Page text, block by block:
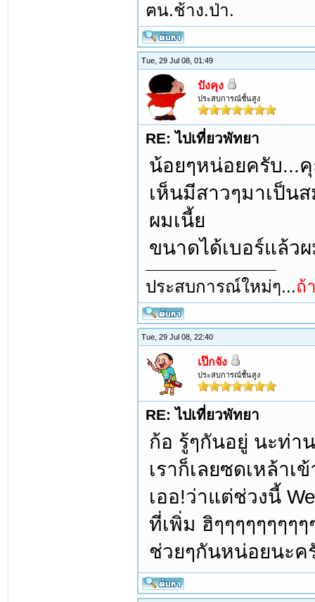
ฅน.ช้าง.ป่า.
Tue, 29 Jul 08, 01:49
ปังคุง
ประสบการณ์ชั้นสูง
RE: ไปเที่ยวพัทยา
น้อยๆหน่อยครับ...
เห็นมีสาวๆมาเป็น
ผมเนี้ย
ขนาดได้เบอร์แล้ว
ประสบการณ์ใหม่ๆ...ถ้
Tue, 29 Jul 08, 22:40
เป๊กจัง
ประสบการณ์ชั้นสูง
RE: ไปเที่ยวพัทยา
ก้อ รู้ๆกันอยู่ นะท่า
เราก็เลยซดเหล้าเ
เออ!ว่าแต่ช่วงนี้
ที่เพิ่ม ฮิๆๆๆๆๆๆๆๆๆ
ช่วยๆกันหน่อยนะค